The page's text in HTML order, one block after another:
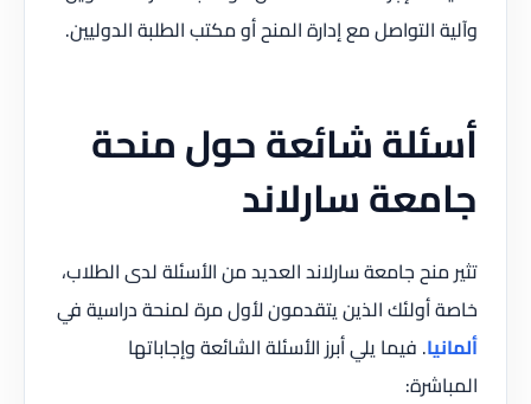
وآلية التواصل مع إدارة المنح أو مكتب الطلبة الدوليين.
أسئلة شائعة حول منحة
جامعة سارلاند
تثير منح جامعة سارلاند العديد من الأسئلة لدى الطلاب،
خاصة أولئك الذين يتقدمون لأول مرة لمنحة دراسية في
ألمانيا. فيما يلي أبرز الأسئلة الشائعة وإجاباتها
المباشرة: